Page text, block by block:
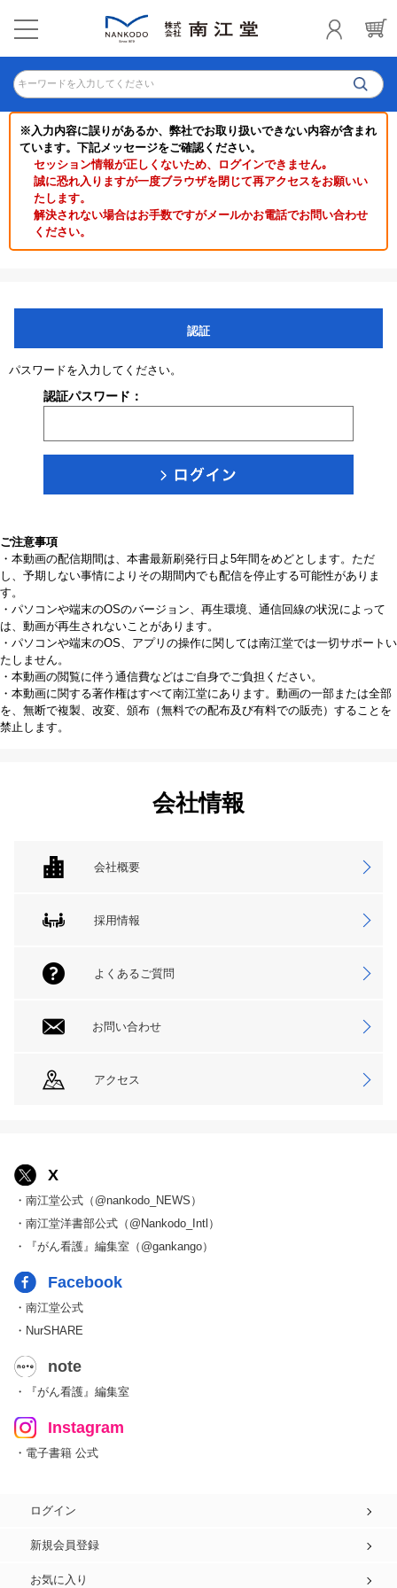
キーワードを入力してください
※入力内容に誤りがあるか、弊社でお取り扱いできない内容が含まれ
ています。下記メッセージをご確認ください。
セッション情報が正しくないため、ログインできません｡
誠に恐れ入りますが一度ブラウザを閉じて再アクセスをお願いい
たします。
解決されない場合はお手数ですがメールかお電話でお問い合わせ
ください。
認証
パスワードを入力してください。
認証パスワード：
ご注意事項
・本動画の配信期間は、本書最新刷発行日よ5年間をめどとします。ただ
し、予期しない事情によりその期間内でも配信を停止する可能性がありま
す。
・パソコンや端末のOSのバージョン、再生環境、通信回線の状況によって
は、動画が再生されないことがあります。
・パソコンや端末のOS、アプリの操作に関しては南江堂では一切サポートい
たしません。
・本動画の閲覧に伴う通信費などはご自身でご負担ください。
・本動画に関する著作権はすべて南江堂にあります。動画の一部または全部
を、無断で複製、改変、頒布（無料での配布及び有料での販売）することを
禁止します。
会社情報
会社概要
採用情報
よくあるご質問
お問い合わせ
アクセス
X
・南江堂公式（@nankodo_NEWS）
・南江堂洋書部公式（@Nankodo_Intl）
・『がん看護』編集室（@gankango）
Facebook
・南江堂公式
・NurSHARE
note
・『がん看護』編集室
Instagram
・電子書籍 公式
ログイン
新規会員登録
お気に入り